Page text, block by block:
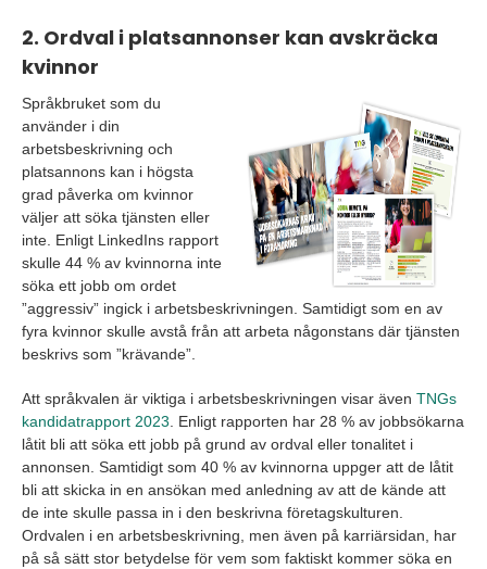
2. Ordval i platsannonser kan avskräcka
kvinnor
Språkbruket som du
använder i din
arbetsbeskrivning och
platsannons kan i högsta
grad påverka om kvinnor
väljer att söka tjänsten eller
inte. Enligt LinkedIns rapport
skulle 44 % av kvinnorna inte
söka ett jobb om ordet
”aggressiv” ingick i arbetsbeskrivningen. Samtidigt som en av
fyra kvinnor skulle avstå från att arbeta någonstans där tjänsten
beskrivs som ”krävande”.
Att språkvalen är viktiga i arbetsbeskrivningen visar även TNGs
kandidatrapport 2023. Enligt rapporten har 28 % av jobbsökarna
låtit bli att söka ett jobb på grund av ordval eller tonalitet i
annonsen. Samtidigt som 40 % av kvinnorna uppger att de låtit
bli att skicka in en ansökan med anledning av att de kände att
de inte skulle passa in i den beskrivna företagskulturen.
Ordvalen i en arbetsbeskrivning, men även på karriärsidan, har
på så sätt stor betydelse för vem som faktiskt kommer söka en